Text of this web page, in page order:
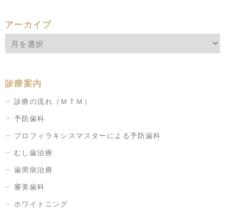
アーカイブ
診療案内
診療の流れ（ＭＴＭ）
予防歯科
プロフィラキシスマスターによる予防歯科
むし歯治療
歯周病治療
審美歯科
ホワイトニング